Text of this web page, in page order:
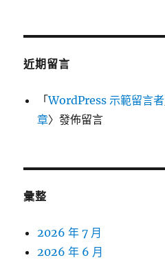
近期留言
「WordPress 示範留言者
章〉發佈留言
彙整
2026 年 7 月
2026 年 6 月